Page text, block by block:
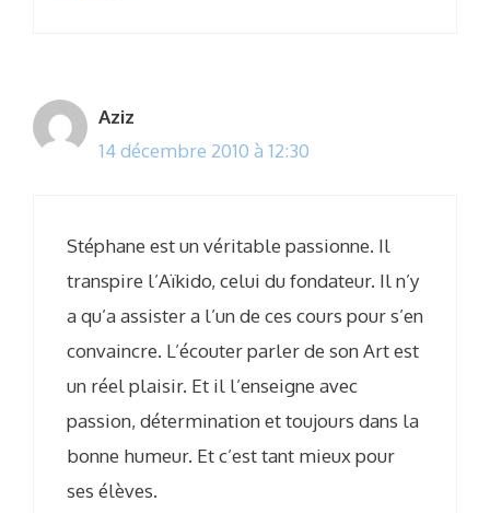
Aziz
14 décembre 2010 à 12:30
Stéphane est un véritable passionne. Il
transpire l’Aïkido, celui du fondateur. Il n’y
a qu’a assister a l’un de ces cours pour s’en
convaincre. L’écouter parler de son Art est
un réel plaisir. Et il l’enseigne avec
passion, détermination et toujours dans la
bonne humeur. Et c’est tant mieux pour
ses élèves.